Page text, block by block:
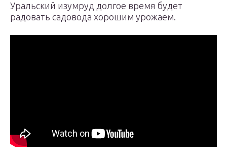
Уральский изумруд долгое время будет
радовать садовода хорошим урожаем.